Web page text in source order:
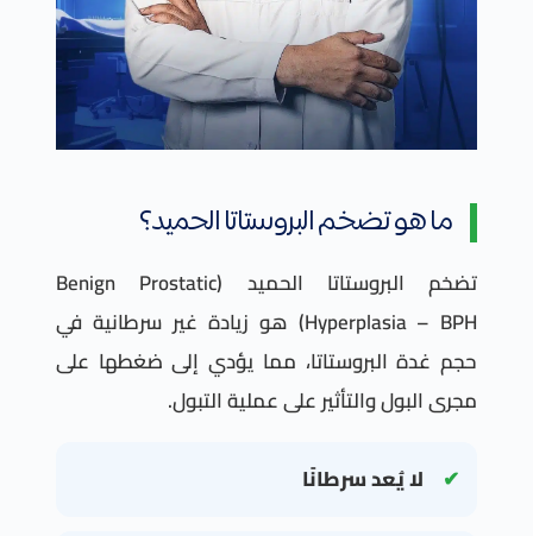
ما هو تضخم البروستاتا الحميد؟
تضخم البروستاتا الحميد (Benign Prostatic
Hyperplasia – BPH) هو زيادة غير سرطانية في
حجم غدة البروستاتا، مما يؤدي إلى ضغطها على
مجرى البول والتأثير على عملية التبول.
لا يُعد سرطانًا